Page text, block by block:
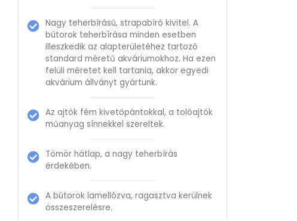
Nagy teherbírású, strapabíró kivitel. A
bútorok teherbírása minden esetben
illeszkedik az alapterületéhez tartozó
standard méretű akváriumokhoz. Ha ezen
felüli méretet kell tartania, akkor egyedi
akvárium állványt gyártunk.
Az ajtók fém kivetőpántokkal, a tolóajtók
műanyag sínnekkel szereltek.
Tömör hátlap, a nagy teherbírás
érdekében.
A bútorok lamellózva, ragasztva kerülnek
összeszerelésre.